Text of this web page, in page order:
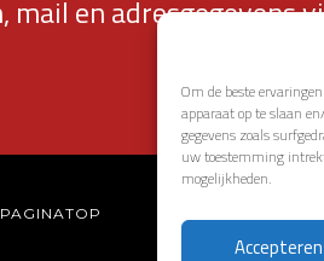
Om de beste
apparaat op te slaan
gegevens zoals
uw toestemming
mogelijkheden.
Accepteren
mail en adresgegevens